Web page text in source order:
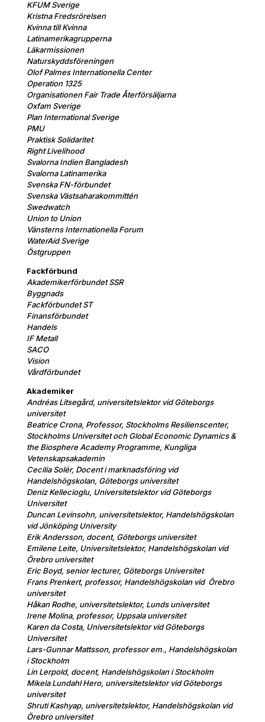
KFUM Sverige
Kristna Fredsrörelsen
Kvinna till Kvinna
Latinamerikagrupperna
Läkarmissionen
Naturskyddsföreningen
Olof Palmes Internationella Center
Operation 1325
Organisationen Fair Trade Återförsäljarna
Oxfam Sverige
Plan International Sverige
PMU
Praktisk Solidaritet
Right Livelihood
Svalorna Indien Bangladesh
Svalorna Latinamerika
Svenska FN-förbundet
Svenska Västsaharakommittén
Swedwatch
Union to Union
Vänsterns Internationella Forum
WaterAid Sverige
Östgruppen
Fackförbund
Akademikerförbundet SSR
Byggnads
Fackförbundet ST
Finansförbundet
Handels
IF Metall
SACO
Vision
Vårdförbundet
Akademiker
Andréas Litsegård, universitetslektor vid Göteborgs
universitet
Beatrice Crona, Professor, Stockholms Resilienscenter,
Stockholms Universitet och Global Economic Dynamics &
the Biosphere Academy Programme, Kungliga
Vetenskapsakademin
Cecilia Solér, Docent i marknadsföring vid
Handelshögskolan, Göteborgs universitet
Deniz Kellecioglu, Universitetslektor vid Göteborgs
Universitet
Duncan Levinsohn, universitetslektor, Handelshögskolan
vid Jönköping University
Erik Andersson, docent, Göteborgs universitet
Emilene Leite, Universitetslektor, Handelshögskolan vid
Örebro universitet
Eric Boyd, senior lecturer, Göteborgs Universitet
Frans Prenkert, professor, Handelshögskolan vid Örebro
universitet
Håkan Rodhe, universitetslektor, Lunds universitet
Irene Molina, professor, Uppsala universitet
Karen da Costa, Universitetslektor vid Göteborgs
Universitet
Lars-Gunnar Mattsson, professor em., Handelshögskolan
i Stockholm
Lin Lerpold, docent, Handelshögskolan i Stockholm
Mikela Lundahl Hero, universitetslektor vid Göteborgs
universitet
Shruti Kashyap, universitetslektor, Handelshögskolan vid
Örebro universitet